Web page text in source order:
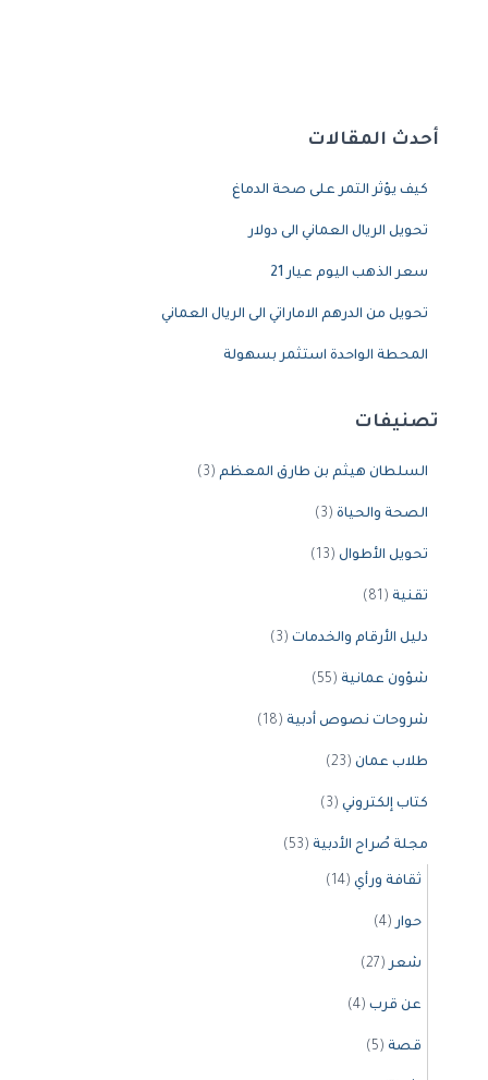
أحدث المقالات
كيف يؤثر التمر على صحة الدماغ
تحويل الريال العماني الى دولار
سعر الذهب اليوم عيار 21
تحويل من الدرهم الاماراتي الى الريال العماني
المحطة الواحدة استثمر بسهولة
تصنيفات
السلطان هيثم بن طارق المعظم (3)
الصحة والحياة (3)
تحويل الأطوال (13)
تقنية (81)
دليل الأرقام والخدمات (3)
شؤون عمانية (55)
شروحات نصوص أدبية (18)
طلاب عمان (23)
كتاب إلكتروني (3)
مجلة صُراح الأدبية (53)
ثقافة ورأي (14)
حوار(4)
شعر(27)
عن قرب (4)
قصة (5)